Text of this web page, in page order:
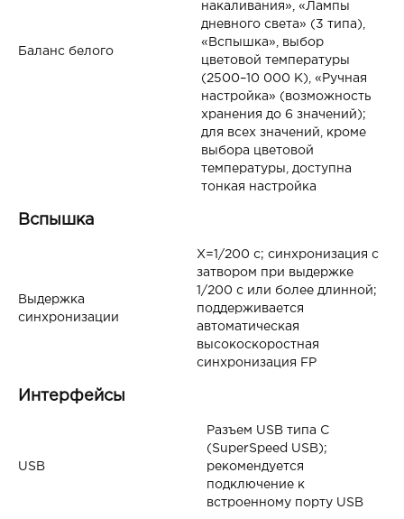
Баланс белого
накаливания», «Лампы
дневного света» (3 типа),
«Вспышка», выбор
цветовой температуры
(2500–10 000 К), «Ручная
настройка» (возможность
хранения до 6 значений);
для всех значений, кроме
выбора цветовой
температуры, доступна
тонкая настройка
Вспышка
Выдержка
синхронизации
X=1/200 с; синхронизация с
затвором при выдержке
1/200 с или более длинной;
поддерживается
автоматическая
высокоскоростная
синхронизация FP
Интерфейсы
USB
Разъем USB типа C
(SuperSpeed USB);
рекомендуется
подключение к
встроенному порту USB